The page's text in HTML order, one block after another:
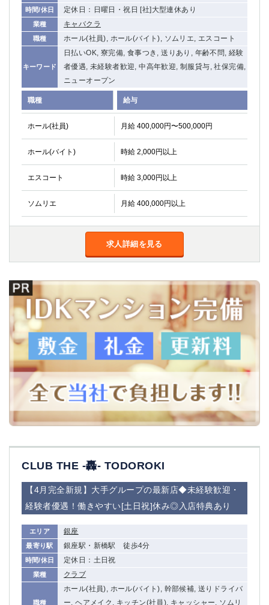
時間/休日 定休日：日曜日・祝日 [社]大型連休あり
業種 キャバクラ
職種 ホール(社員), ホール(バイト), ソムリエ, エスコート
キーワード
日払いOK, 寮完備, 食事つき, 送りあり, 年齢不問, 経験
者優遇, 未経験者歓迎, 中高年歓迎, 制服貸与, 社保完備,
ニューオープン
職種 給与
ホール(社員) 月給 400,000円〜500,000円
ホール(バイト) 時給 2,000円以上
エスコート 時給 3,000円以上
ソムリエ 月給 400,000円以上
求人詳細を見る
CLUB THE -轟- TODOROKI
【4月完全新規】大手グループの最新店◆未経験歓迎・
経験者優遇！働きやすい[土日祝]休み◎入店特典あり
エリア 銀座
最寄り駅 銀座駅・新橋駅 徒歩4分
時間/休日 定休日：土日祝
業種 クラブ
職種
ホール(社員), ホール(バイト), 幹部候補, 送りドライバ
ー, ヘアメイク, キッチン(社員), キャッシャー, ソムリ